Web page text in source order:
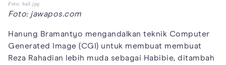
Foto: ha3.jpg
Foto: jawapos.com
Hanung Bramantyo mengandalkan teknik Computer
Generated Image (CGI) untuk membuat membuat
Reza Rahadian lebih muda sebagai Habibie, ditambah